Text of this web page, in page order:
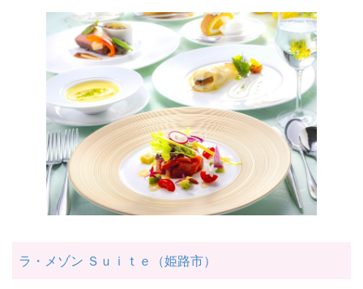
ラ・メゾン Ｓｕｉｔｅ（姫路市）